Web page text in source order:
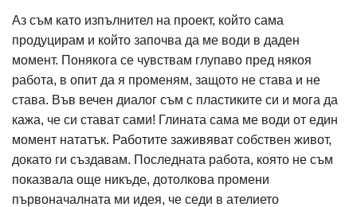
Аз съм като изпълнител на проект, който сама
продуцирам и който започва да ме води в даден
момент. Понякога се чувствам глупаво пред някоя
работа, в опит да я променям, защото не става и не
става. Във вечен диалог съм с пластиките си и мога да
кажа, че си стават сами! Глината сама ме води от един
момент нататък. Работите заживяват собствен живот,
докато ги създавам. Последната работа, която не съм
показвала още никъде, дотолкова промени
първоначалната ми идея, че седи в ателието